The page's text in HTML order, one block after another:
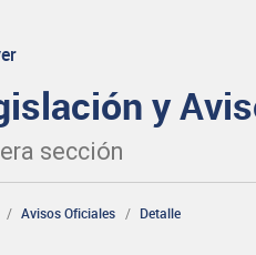
y
sección
Avisos Oficiales Detalle